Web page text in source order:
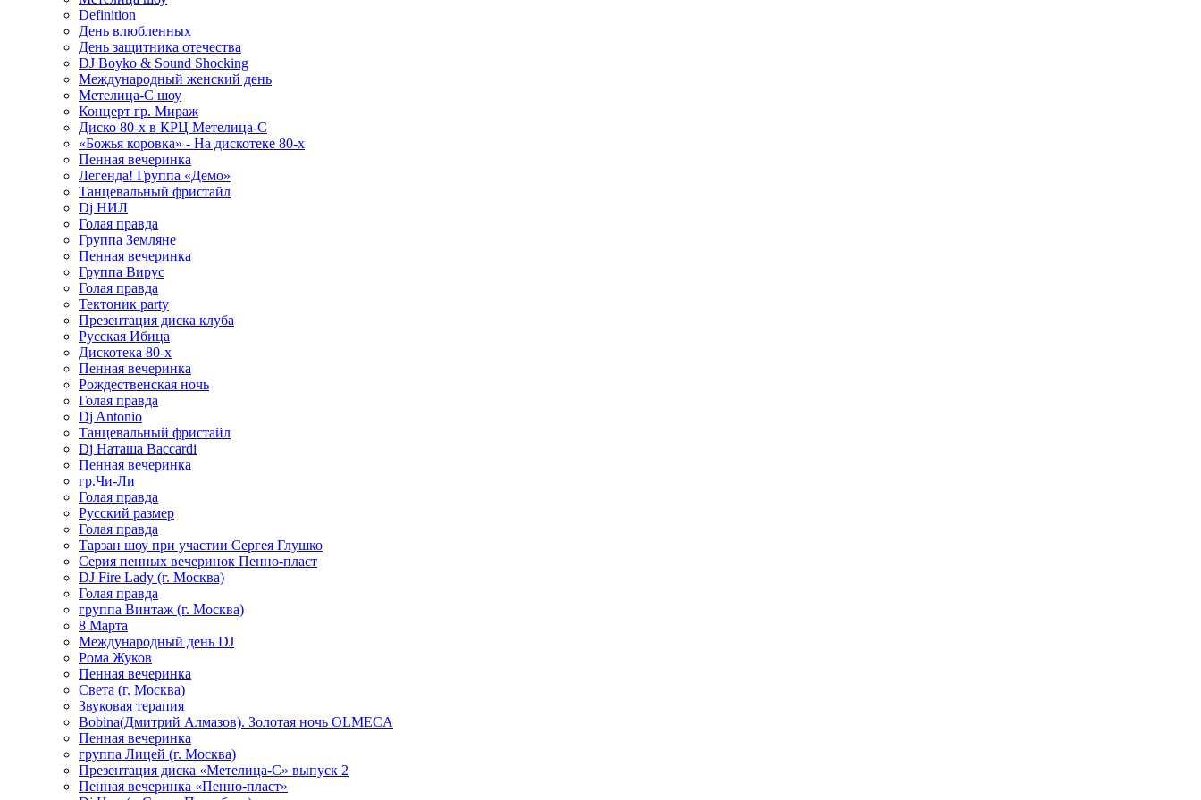
Definition
День влюбленных
День защитника отечества
DJ Boyko & Sound Shocking
Международный женский день
Метелица-С шоу
Концерт гр. Мираж
Диско 80-х в КРЦ Метелица-С
«Божья коровка» - На дискотеке 80-х
Пенная вечеринка
Легенда! Группа «Демо»
Танцевальный фристайл
Dj НИЛ
Голая правда
Группа Земляне
Пенная вечеринка
Группа Вирус
Голая правда
Тектоник party
Презентация диска клуба
Русская Ибица
Дискотека 80-х
Пенная вечеринка
Рождественская ночь
Голая правда
Dj Antonio
Танцевальный фристайл
Dj Наташа Baccardi
Пенная вечеринка
гр.Чи-Ли
Голая правда
Русский размер
Голая правда
Тарзан шоу при участии Сергея Глушко
Серия пенных вечеринок Пенно-пласт
DJ Fire Lady (г. Москва)
Голая правда
группа Винтаж (г. Москва)
8 Марта
Международный день DJ
Рома Жуков
Пенная вечеринка
Света (г. Москва)
Звуковая терапия
Bobina(Дмитрий Алмазов). Золотая ночь OLMECA
Пенная вечеринка
группа Лицей (г. Москва)
Презентация диска «Метелица-С» выпуск 2
Пенная вечеринка «Пенно-пласт»